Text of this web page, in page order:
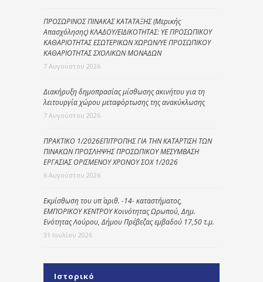
ΠΡΟΣΩΡΙΝΟΣ ΠΙΝΑΚΑΣ ΚΑΤΑΤΑΞΗΣ (Μερικής
Απασχόλησης) ΚΛΑΔΟΥ/ΕΙΔΙΚΟΤΗΤΑΣ: ΥΕ ΠΡΟΣΩΠΙΚΟΥ
ΚΑΘΑΡΙΟΤΗΤΑΣ ΕΣΩΤΕΡΙΚΩΝ ΧΩΡΩΝ/ΥΕ ΠΡΟΣΩΠΙΚΟΥ
ΚΑΘΑΡΙΟΤΗΤΑΣ ΣΧΟΛΙΚΩΝ ΜΟΝΑΔΩΝ
7 Αυγούστου 2026
Διακήρυξη δημοπρασίας μίσθωσης ακινήτου για τη
λειτουργία χώρου μεταφόρτωσης της ανακύκλωσης
7 Αυγούστου 2026
ΠΡΑΚΤΙΚΟ 1/2026ΕΠΙΤΡΟΠΗΣ ΓΙΑ ΤΗΝ ΚΑΤΑΡΤΙΣΗ ΤΩΝ
ΠΙΝΑΚΩΝ ΠΡΟΣΛΗΨΗΣ ΠΡΟΣΩΠΙΚΟΥ ΜΕΣΥΜΒΑΣΗ
ΕΡΓΑΣΙΑΣ ΟΡΙΣΜΕΝΟΥ ΧΡΟΝΟΥ ΣΟΧ 1/2026
6 Αυγούστου 2026
Εκμίσθωση του υπ΄ αριθ. -14- καταστήματος,
ΕΜΠΟΡΙΚΟΥ ΚΕΝΤΡΟΥ Κοινότητας Ωρωπού, Δημ.
Ενότητας Λούρου, Δήμου Πρέβεζας εμβαδού 17,50 τ.μ.
31 Ιουλίου 2026
Ιστορικό